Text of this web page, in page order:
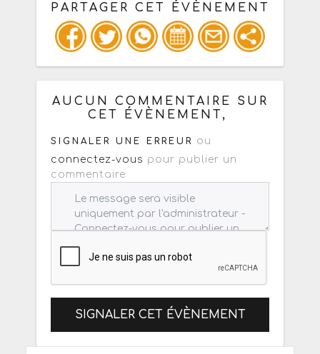
PARTAGER CET ÉVÈNEMENT
Copiez les infos ci-dessous pour un
: mail / forum / réseau social
AUCUN COMMENTAIRE SUR
CET ÉVÈNEMENT,
SIGNALER UNE ERREUR
ou
connectez-vous pour publier un
commentaire
SIGNALER CET ÉVÈNEMENT